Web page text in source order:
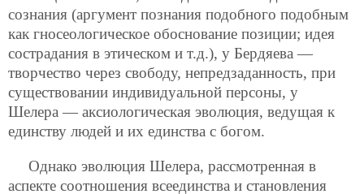
сознания (аргумент познания подобного подобным
как гносеологическое обоснование позиции; идея
сострадания в этическом и т.д.), у Бердяева —
творчество через свободу, непредзаданность, при
существовании индивидуальной персоны, у
Шелера — аксиологическая эволюция, ведущая к
единству людей и их единства с богом.
Однако эволюция Шелера, рассмотренная в
аспекте соотношения всеединства и становления